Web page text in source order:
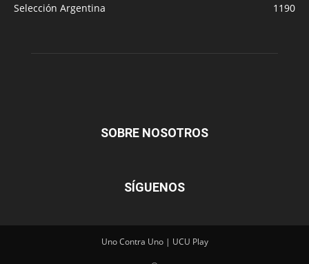
Selección Argentina
1190
SOBRE NOSOTROS
SÍGUENOS
Uno Contra Uno | UCU Play